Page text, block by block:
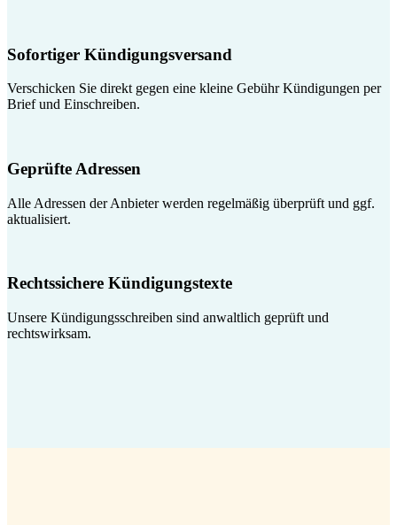
Sofortiger Kündigungsversand
Verschicken Sie direkt gegen eine kleine Gebühr Kündigungen per
Brief und Einschreiben.
Geprüfte Adressen
Alle Adressen der Anbieter werden regelmäßig überprüft und ggf.
aktualisiert.
Rechtssichere Kündigungstexte
Unsere Kündigungsschreiben sind anwaltlich geprüft und
rechtswirksam.